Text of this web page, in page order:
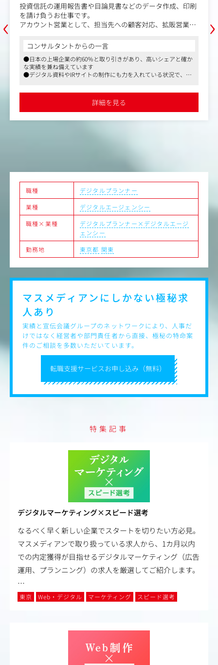
‹
投資信託の運用報告書や目論見書などのデータ作成、印刷
を請け負うお仕事です。
アカウント営業として、担当先への顧客対応、拡販営業、
正、納期管理までを一貫してコントロールする業務です。
あなたの品質管理が、お客様からの信頼となり受注に直結
する、非常に貢献度の高いポジションです。
具体的には
・顧客対応：受注品目、同社サービスの拡販。スケジュー
ル提示、価格交渉、見積/請求書作成等。
・原稿作成：投資信託の決算期に合わせた報告書等の原稿
作成。基本はメール、電話でのやり取りが中心。お客様か
らのデータ作成依頼を正確に理解し、制作部門へ原稿手配
を行う。
・進行管理：社内外の制作部門と連携し、スケジュールや
タスクの進捗を管理。急な増刷対応や納期調整も顧客の信
頼に繋がります。
・校正・検品：作成したデータが正しいか確認を行う。デ
ジタル校正ツールを補助ツールとしても活用。最終成果物
の緻密なチェック。
コンサルタントからの一言
●日本の上場企業の約60％と取り引きがあり、高いシェアと確か
な実績を兼ね備えています
●デジタル資料やIRサイトの制作にも力を入れている状況で、映
間7時間15分と働きやすく安定した環境です
詳細を見る
›
職種
デジタルプランナー
業種
デジタルエージェンシー
職種×業種
デジタルプランナー×デジタルエージ
ェンシー
勤務地
東京都 関東
転職支援サービスお申し込み（無料）
マスメディアンにしかない極秘求
人あり
実績と宣伝会議グループのネットワークにより、人事だ
けではなく経営者や部門責任者から直接、極秘の特命案
件のご相談を多数いただいています。
特集記事
デジタルマーケティング×スピード選考
なるべく早く新しい企業でスタートを切りたい方必見。
マスメディアンで取り扱っている求人から、1カ月以内
での内定獲得が目指せるデジタルマーケティング（広告
運用、プランニング）の求人を厳選してご紹介します。
…
東京 Web・デジタル マーケティング スピード選考